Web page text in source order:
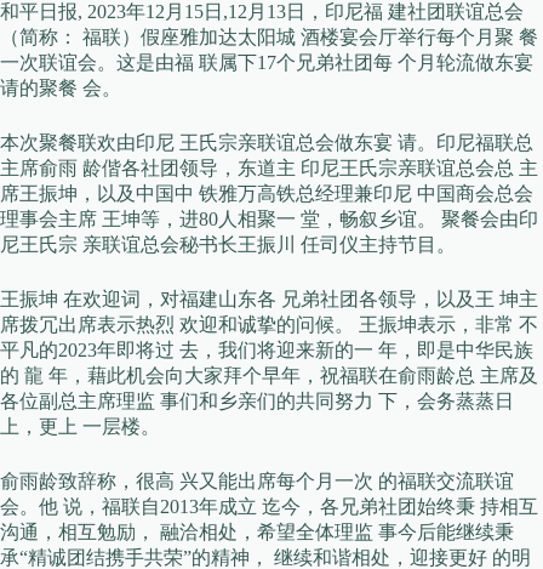
和平日报, 2023年12月15日,12月13日，印尼福 建社团联谊总会
（简称： 福联）假座雅加达太阳城 酒楼宴会厅举行每个月聚 餐
一次联谊会。这是由福 联属下17个兄弟社团每 个月轮流做东宴
请的聚餐 会。
本次聚餐联欢由印尼 王氏宗亲联谊总会做东宴 请。印尼福联总
主席俞雨 龄偕各社团领导，东道主 印尼王氏宗亲联谊总会总 主
席王振坤，以及中国中 铁雅万高铁总经理兼印尼 中国商会总会
理事会主席 王坤等，进80人相聚一 堂，畅叙乡谊。 聚餐会由印
尼王氏宗 亲联谊总会秘书长王振川 任司仪主持节目。
王振坤 在欢迎词，对福建山东各 兄弟社团各领导，以及王 坤主
席拨冗出席表示热烈 欢迎和诚挚的问候。 王振坤表示，非常 不
平凡的2023年即将过 去，我们将迎来新的一 年，即是中华民族
的 龍 年，藉此机会向大家拜个早年，祝福联在俞雨龄总 主席及
各位副总主席理监 事们和乡亲们的共同努力 下，会务蒸蒸日
上，更上 一层楼。
俞雨龄致辞称，很高 兴又能出席每个月一次 的福联交流联谊
会。他 说，福联自2013年成立 迄今，各兄弟社团始终秉 持相互
沟通，相互勉励， 融洽相处，希望全体理监 事今后能继续秉
承“精诚团结携手共荣”的精神， 继续和谐相处，迎接更好 的明